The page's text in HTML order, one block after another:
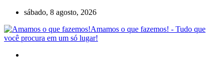
sábado, 8 agosto, 2026
Amamos o que fazemos! - Tudo que
você procura em um só lugar!